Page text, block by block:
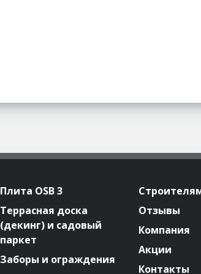
Плита OSB 3
Террасная доска
(декинг) и садовый
паркет
Заборы и ограждения
Отзывы
Компания
Акции
Контакты